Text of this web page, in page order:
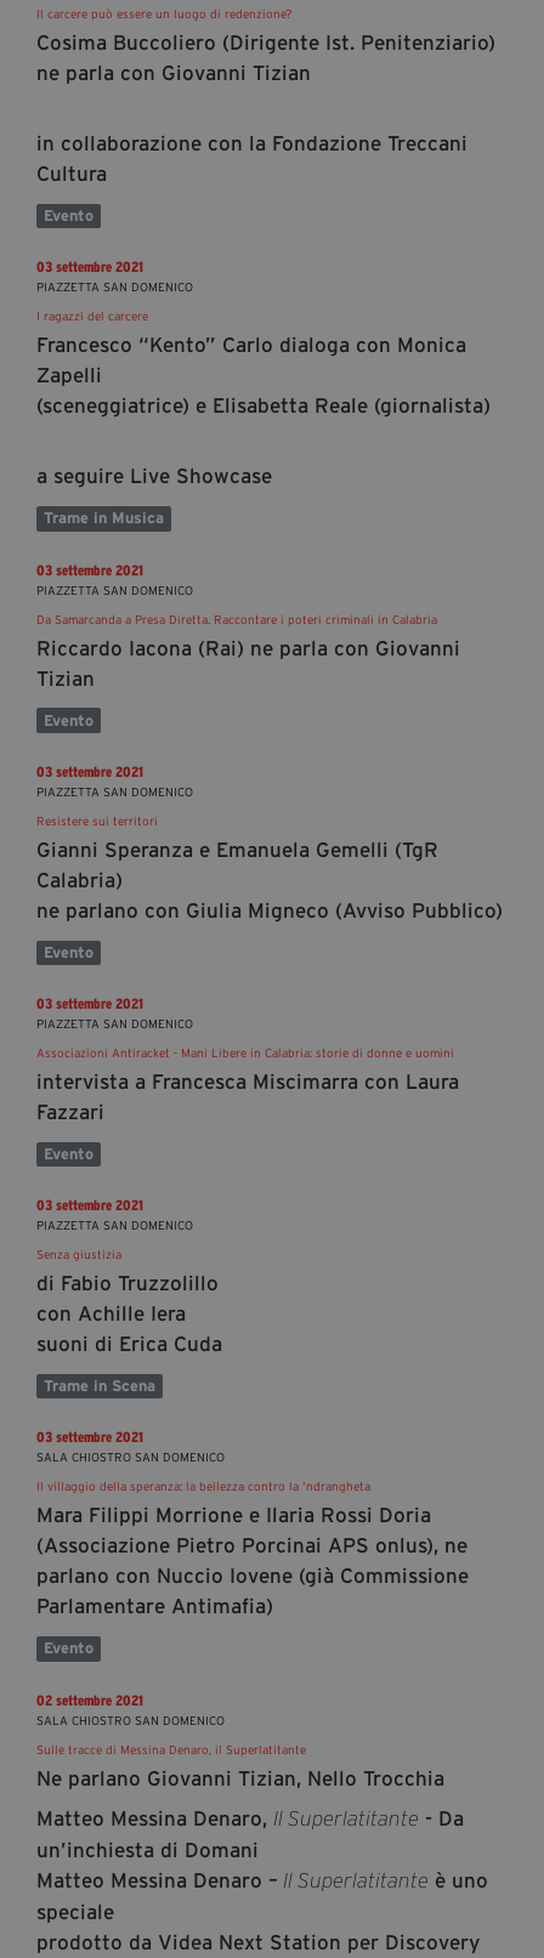
Il carcere può essere un luogo di redenzione?
Cosima Buccoliero (Dirigente Ist. Penitenziario)
ne parla con Giovanni Tizian
in collaborazione con la Fondazione Treccani
Cultura
Evento
03 settembre 2021
PIAZZETTA SAN DOMENICO
I ragazzi del carcere
Francesco “Kento” Carlo dialoga con Monica
Zapelli
(sceneggiatrice) e Elisabetta Reale (giornalista)
a seguire Live Showcase
Trame in Musica
03 settembre 2021
PIAZZETTA SAN DOMENICO
Da Samarcanda a Presa Diretta. Raccontare i poteri criminali in Calabria
Riccardo Iacona (Rai) ne parla con Giovanni
Tizian
Evento
03 settembre 2021
PIAZZETTA SAN DOMENICO
Resistere sui territori
Gianni Speranza e Emanuela Gemelli (TgR
Calabria)
ne parlano con Giulia Migneco (Avviso Pubblico)
Evento
03 settembre 2021
PIAZZETTA SAN DOMENICO
Associazioni Antiracket - Mani Libere in Calabria: storie di donne e uomini
intervista a Francesca Miscimarra con Laura
Fazzari
Evento
03 settembre 2021
PIAZZETTA SAN DOMENICO
Senza giustizia
di Fabio Truzzolillo
con Achille Iera
suoni di Erica Cuda
Trame in Scena
03 settembre 2021
SALA CHIOSTRO SAN DOMENICO
Il villaggio della speranza: la bellezza contro la ‘ndrangheta
Mara Filippi Morrione e Ilaria Rossi Doria
(Associazione Pietro Porcinai APS onlus), ne
parlano con Nuccio Iovene (già Commissione
Parlamentare Antimafia)
Evento
02 settembre 2021
SALA CHIOSTRO SAN DOMENICO
Sulle tracce di Messina Denaro, il Superlatitante
Ne parlano Giovanni Tizian, Nello Trocchia
Matteo Messina Denaro, Il Superlatitante - Da
un’inchiesta di Domani
Matteo Messina Denaro – Il Superlatitante è uno
speciale
prodotto da Videa Next Station per Discovery